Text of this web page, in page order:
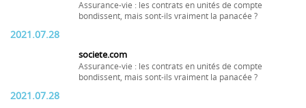
Assurance-vie : les contrats en unités de compte
bondissent, mais sont-ils vraiment la panacée ?
2021.07.28
societe.com
Assurance-vie : les contrats en unités de compte
bondissent, mais sont-ils vraiment la panacée ?
2021.07.28